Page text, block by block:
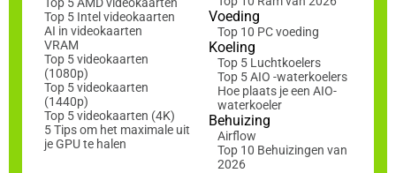
Top 5 AMD videokaarten
Top 5 Intel videokaarten
AI in videokaarten
VRAM
Top 5 videokaarten
(1080p)
Top 5 videokaarten
(1440p)
Top 5 videokaarten (4K)
5 Tips om het maximale uit
je GPU te halen
Voeding
Top 10 PC voeding
Koeling
Top 5 Luchtkoelers
Top 5 AIO -waterkoelers
Hoe plaats je een AIO-
waterkoeler
Behuizing
Airflow
Top 10 Behuizingen van
2026